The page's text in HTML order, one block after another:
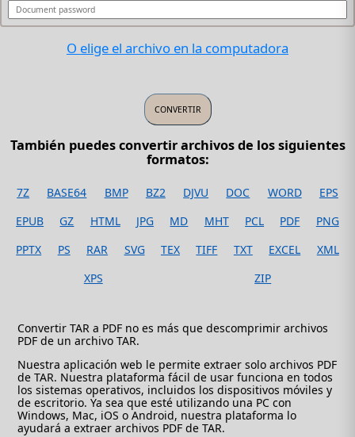
O elige el archivo en la computadora
También puedes convertir archivos de los siguientes
formatos:
7Z BASE64 BMP BZ2 DJVU DOC WORD
EPS
EPUB
GZ HTML JPG MD MHT PCL PDF
PNG
PPTX
PS RAR SVG TEX TIFF TXT EXCEL
XML
XPS
ZIP
Convertir TAR a PDF no es más que descomprimir archivos
PDF de un archivo TAR.
Nuestra aplicación web le permite extraer solo archivos PDF
de TAR. Nuestra plataforma fácil de usar funciona en todos
los sistemas operativos, incluidos los dispositivos móviles y
de escritorio. Ya sea que esté utilizando una PC con
Windows, Mac, iOS o Android, nuestra plataforma lo
ayudará a extraer archivos PDF de TAR.